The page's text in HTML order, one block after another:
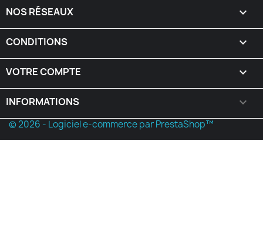
NOS RÉSEAUX 
CONDITIONS 
VOTRE COMPTE 
INFORMATIONS keyboard_arrow_down
© 2026 - Logiciel e-commerce par PrestaShop™